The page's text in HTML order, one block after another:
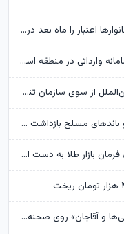
زمانبندی شارژ کالابرگ تغییر کرد/ برخی خانوارها اعتبار را ماه بعد دریافت می‌کنند
ابن‌الرضا: فناوری بومی ایران، برتر از هر سامانه وارداتی در منطقه است
تکذیب اعمال ضریب ۲.۷ برای اینترنت بین‌الملل از سوی سازمان تنظیم مقررات
وزارت اطلاعات: ۲۱ عامل موساد و ۴ عضو باندهای مسلح بازداشت شدند
قیمت طلا و سکه امروز 15 مرداد 1405/ فرمان بازار طلا به دست اونس جهانی افتاد
آرزوهای ایرج راد برای «تئاتر متفکر»/ «آبجی‌ها و آقاجان» روی صحنه می‌رود